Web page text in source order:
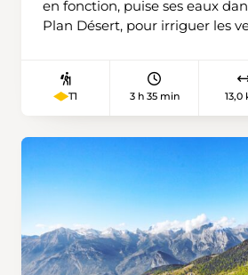
en fonction, puise ses eaux
Plan Désert, pour irriguer les
succession de milieux
sur des terrains humides, une
au soleil, des argousiers avec
en automne, des pessières
des cultures de framboises, . . .
T1 3 h 35 min 13,0